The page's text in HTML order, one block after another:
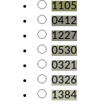
1105
0412
1227
0530
0321
0326
1384